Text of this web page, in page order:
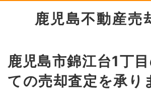
鹿児島不動産売
鹿児島市錦江台1丁
ての売却査定を承り